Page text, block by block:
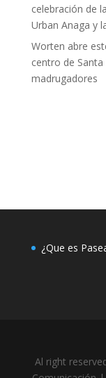
celebración de
Urban Anaga y
Worten abre
centro de
madrugadores
¿Que es
Al right